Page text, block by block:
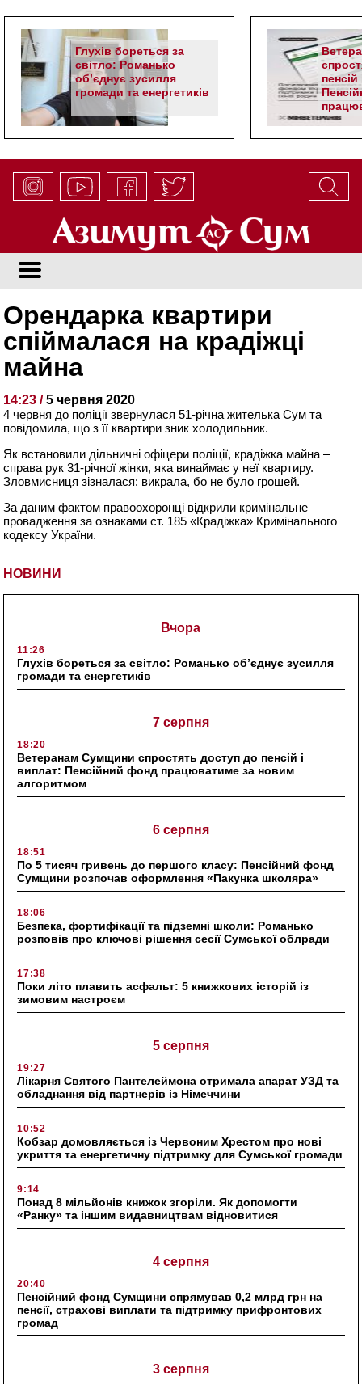
Глухів бореться за
світло: Романько
об’єднує зусилля
громади та енергетиків
НОВИНИ
Вчора
11:26
Глухів бореться за світло: Романько об’єднує зусилля
громади та енергетиків
7 серпня
18:20
Ветеранам Сумщини спростять доступ до пенсій і
виплат: Пенсійний фонд працюватиме за новим
алгоритмом
6 серпня
18:51
По 5 тисяч гривень до першого класу: Пенсійний фонд
Сумщини розпочав оформлення «Пакунка школяра»
18:06
Безпека, фортифікації та підземні школи: Романько
розповів про ключові рішення сесії Сумської облради
17:38
Поки літо плавить асфальт: 5 книжкових історій із
зимовим настроєм
5 серпня
19:27
Лікарня Святого Пантелеймона отримала апарат УЗД та
обладнання від партнерів із Німеччини
10:52
Кобзар домовляється із Червоним Хрестом про нові
укриття та енергетичну підтримку для Сумської громади
9:14
Понад 8 мільйонів книжок згоріли. Як допомогти
«Ранку» та іншим видавництвам відновитися
4 серпня
20:40
Пенсійний фонд Сумщини спрямував 0,2 млрд грн на
пенсії, страхові виплати та підтримку прифронтових
громад
3 серпня
Орендарка квартири
спіймалася на крадіжці
майна
14:23 /5 червня 2020
4 червня до поліції звернулася 51-річна жителька Сум та
повідомила, що з її квартири зник холодильник.
Як встановили дільничні офіцери поліції, крадіжка майна –
справа рук 31-річної жінки, яка винаймає у неї квартиру.
Зловмисниця зізналася: викрала, бо не було грошей.
За даним фактом правоохоронці відкрили кримінальне
провадження за ознаками ст. 185 «Крадіжка» Кримінального
кодексу України.